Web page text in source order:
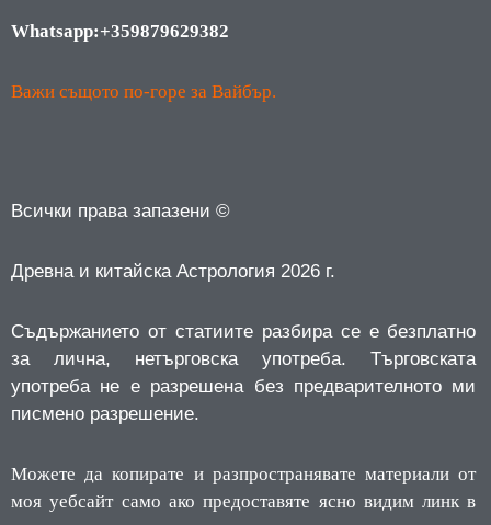
Whatsapp:+359879629382
Важи същото по-горе за Вайбър.
Всички права запазени ©
Древна и китайска Астрология 2026 г.
Съдържанието от статиите разбира се е безплатно
за лична, нетърговска употреба.
Търговската
употреба не е разрешена без предварителното ми
писмено разрешение.
Можете да копирате и разпространявате материали от
моя уебсайт само ако предоставяте ясно видим линк в